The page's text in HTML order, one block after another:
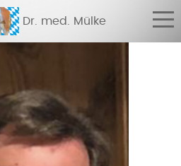
Dr. med. Mülke